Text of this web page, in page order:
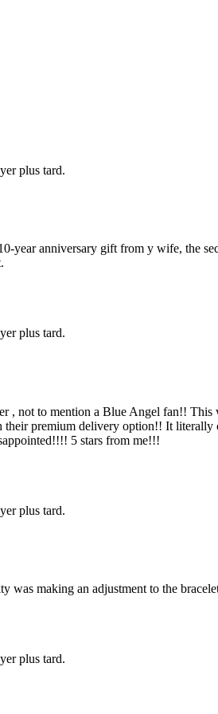
plus tard.
anniversary gift from y wife, the
plus tard.
not to mention a Blue Angel fan!!
premium delivery option!! It
5 stars from me!!!
plus tard.
was making an adjustment to the
plus tard.